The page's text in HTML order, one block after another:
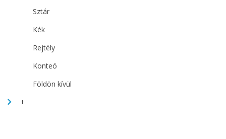
Sztár
Kék
Rejtély
Konteó
Földön kívül
+